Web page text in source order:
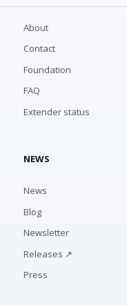
About
Contact
Foundation
FAQ
Extender status
NEWS
News
Blog
Newsletter
Releases ↗
Press